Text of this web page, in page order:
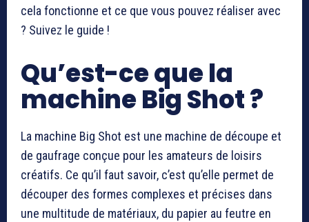
cela fonctionne et ce que vous pouvez réaliser avec
? Suivez le guide !
Qu’est-ce que la
machine Big Shot ?
La machine Big Shot est une machine de découpe et
de gaufrage conçue pour les amateurs de loisirs
créatifs. Ce qu’il faut savoir, c’est qu’elle permet de
découper des formes complexes et précises dans
une multitude de matériaux, du papier au feutre en